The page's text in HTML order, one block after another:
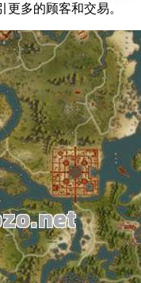
多的顾客和交易。